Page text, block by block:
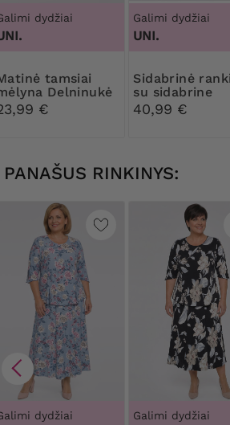
dydžiai
Delninukė
€
Galimi dydžiai
UNI.
Sidabrinė rankinė
su sidabrine
sagtimi
40,99 €
PANAŠUS RINKINYS:
dydžiai Galimi dydžiai